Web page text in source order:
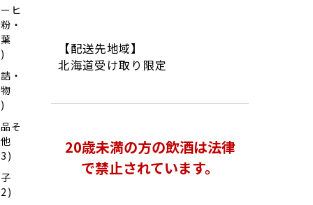
ヒ
・
・
そ
【配送先地域】
北海道受け取り限定
20歳未満の方の飲酒は法律
で禁止されています。